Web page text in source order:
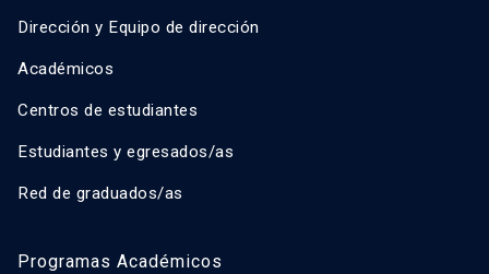
Dirección y Equipo de dirección
Académicos
Centros de estudiantes
Estudiantes y egresados/as
Red de graduados/as
Programas Académicos